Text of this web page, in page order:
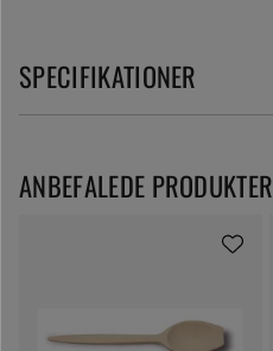
SPECIFIKATIONER
ANBEFALEDE PRODUKTER